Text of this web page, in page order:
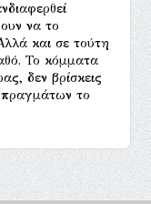
να το
και σε τούτη
Το κόμματα
δεν βρίσκεις
πραγμάτων το